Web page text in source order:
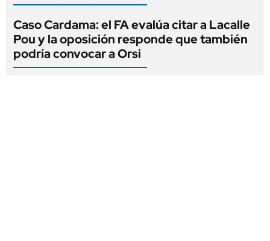
Caso Cardama: el FA evalúa citar a Lacalle
Pou y la oposición responde que también
podría convocar a Orsi